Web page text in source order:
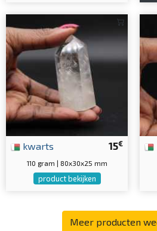
15€
kwarts
110 gram | 80x30x25 mm
product bekijken
Meer producten